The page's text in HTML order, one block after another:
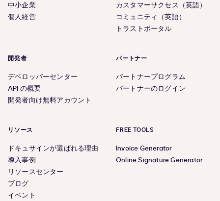
中小企業
個人経営
カスタマーサクセス（英語）
コミュニティ（英語）
トラストポータル
開発者
デベロッパーセンター
API の概要
開発者向け無料アカウント
パートナー
パートナープログラム
パートナーのログイン
リソース
ドキュサインが選ばれる理由
導入事例
リソースセンター
ブログ
イベント
FREE TOOLS
Invoice Generator
Online Signature Generator